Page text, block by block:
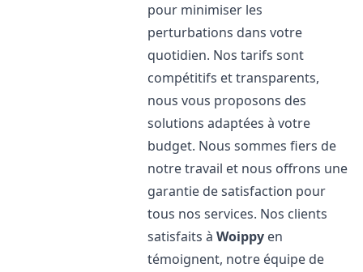
pour minimiser les
perturbations dans votre
quotidien. Nos tarifs sont
compétitifs et transparents,
nous vous proposons des
solutions adaptées à votre
budget. Nous sommes fiers de
notre travail et nous offrons une
garantie de satisfaction pour
tous nos services. Nos clients
satisfaits àWoippy en
témoignent, notre équipe de